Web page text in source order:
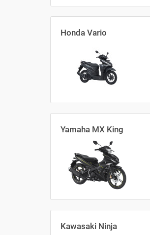
Honda Vario
Yamaha MX King
Kawasaki Ninja